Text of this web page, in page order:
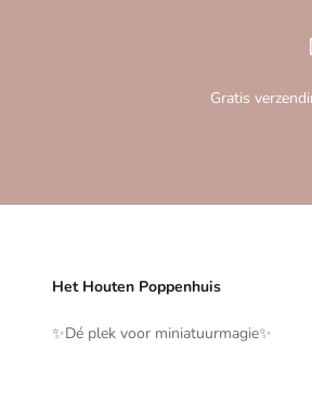
Gratis
Het Houten Poppenhuis
✨️Dé plek voor miniatuurmagie✨️